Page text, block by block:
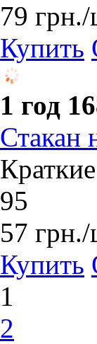
79 грн./
Купить
1 год
Стакан
95
57 грн./
Купить
1
2